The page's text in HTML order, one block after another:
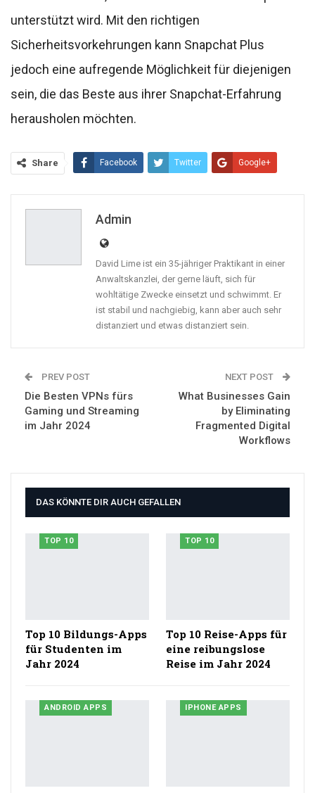
unterstützt wird. Mit den richtigen
Sicherheitsvorkehrungen kann Snapchat Plus
jedoch eine aufregende Möglichkeit für diejenigen
sein, die das Beste aus ihrer Snapchat-Erfahrung
herausholen möchten.
Share Facebook Twitter Google+
Linkedin
Admin
David Lime ist ein 35-jähriger Praktikant in einer
Anwaltskanzlei, der gerne läuft, sich für
wohltätige Zwecke einsetzt und schwimmt. Er
ist stabil und nachgiebig, kann aber auch sehr
distanziert und etwas distanziert sein.
PREV POST
Die Besten VPNs fürs
Gaming und Streaming
im Jahr 2024
NEXT POST
What Businesses Gain
by Eliminating
Fragmented Digital
Workflows
DAS KÖNNTE DIR AUCH GEFALLEN
TOP 10
Top 10 Bildungs-Apps
für Studenten im
Jahr 2024
TOP 10
Top 10 Reise-Apps für
eine reibungslose
Reise im Jahr 2024
ANDROID APPS IPHONE APPS